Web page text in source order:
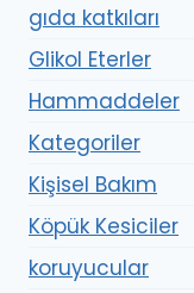
gıda katkıları
Glikol Eterler
Hammaddeler
Kategoriler
Kişisel Bakım
Köpük Kesiciler
koruyucular